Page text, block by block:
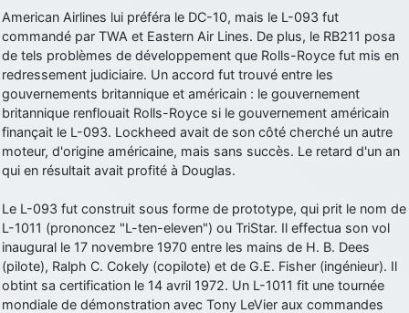
American Airlines lui préféra le DC-10, mais le L-093 fut
commandé par TWA et Eastern Air Lines. De plus, le RB211 posa
de tels problèmes de développement que Rolls-Royce fut mis en
redressement judiciaire. Un accord fut trouvé entre les
gouvernements britannique et américain : le gouvernement
britannique renflouait Rolls-Royce si le gouvernement américain
finançait le L-093. Lockheed avait de son côté cherché un autre
moteur, d'origine américaine, mais sans succès. Le retard d'un an
qui en résultait avait profité à Douglas.
Le L-093 fut construit sous forme de prototype, qui prit le nom de
L-1011 (prononcez "L-ten-eleven") ou TriStar. Il effectua son vol
inaugural le 17 novembre 1970 entre les mains de H. B. Dees
(pilote), Ralph C. Cokely (copilote) et de G.E. Fisher (ingénieur). Il
obtint sa certification le 14 avril 1972. Un L-1011 fit une tournée
mondiale de démonstration avec Tony LeVier aux commandes